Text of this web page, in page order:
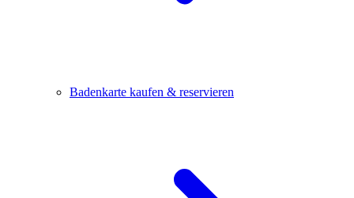
Badenkarte kaufen & reservieren